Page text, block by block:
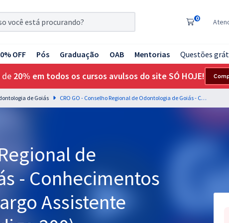
0
OFF Pós Graduação OAB Mentorias Questões
de 20% em todos os cursos avulsos do site SÓ HOJE!
de Goiás CRO GO - Conselho Regional de Odontologia de Goiás - Conhecimentos Específicos para o Cargo Assistente Administrativo I (Código 200)
de
- Conhecimentos
Assistente